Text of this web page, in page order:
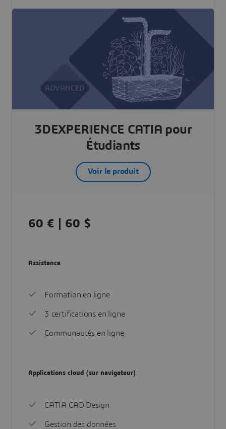
3DEXPERIENCE CATIA pour
Étudiants
Voir le produit
60 € | 60 $
Assistance
Formation en ligne
3 certifications en ligne
Communautés en ligne
Applications cloud (sur navigateur)
CATIA CAD Design
Gestion des données